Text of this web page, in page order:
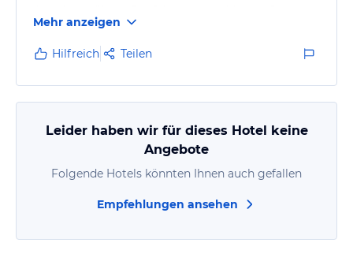
und Verweilen ein. Der Sonnenuntergang am Strand
ist herrlich.
Mehr anzeigen
Hilfreich Teilen
Leider haben wir für dieses Hotel keine
Angebote
Folgende Hotels könnten Ihnen auch gefallen
Empfehlungen ansehen